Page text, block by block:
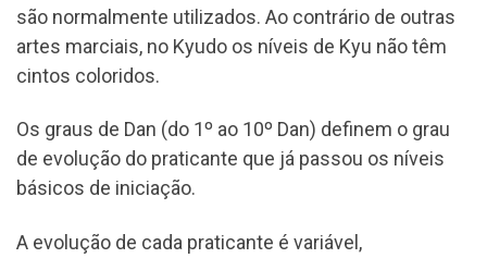
são normalmente utilizados. Ao contrário de outras
artes marciais, no Kyudo os níveis de Kyu não têm
cintos coloridos.
Os graus de Dan (do 1º ao 10º Dan) definem o grau
de evolução do praticante que já passou os níveis
básicos de iniciação.
A evolução de cada praticante é variável,